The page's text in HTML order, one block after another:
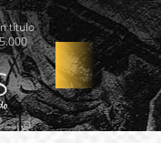
título